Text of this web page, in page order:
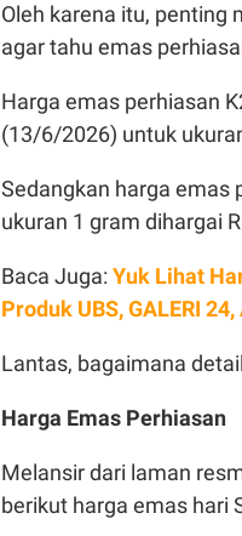
Oleh karena itu, penting
agar tahu emas
Harga emas perhiasan
(13/6/2026) untuk
Sedangkan harga emas
ukuran 1 gram dihargai
Baca Juga: Yuk Lihat
Produk UBS, GALERI
Lantas, bagaimana
Harga Emas Perhiasan
Melansir dari laman
berikut harga emas hari